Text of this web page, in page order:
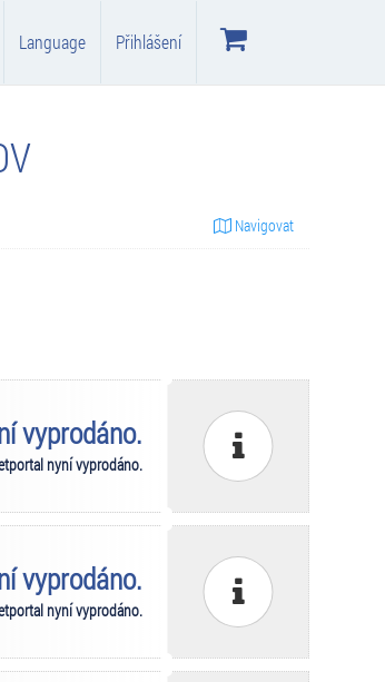
Language Přihlášení
Navigovat
vyprodáno.
nyní vyprodáno.
vyprodáno.
nyní vyprodáno.